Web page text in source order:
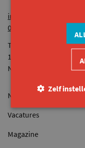
info@konekt.be
09 261 57 50
Telefonisch bereikbaar
12u30 en van 13u tot
Niet op
Vacatures
Magazine
Zelf